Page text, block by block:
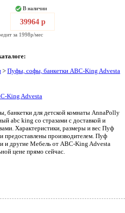
В наличии
39964 р
за 1998р/мес
> Пуфы, софы, банкетки ABC-King Advesta
King Advesta
банкетки для детской комнаты AnnaPolly
abc king со стразами с доставкой и
Характеристики, размеры и вес Пуф
предоставлены производителем. Пуф
и другие Мебель от ABC-King Advesta
цене прямо сейчас.